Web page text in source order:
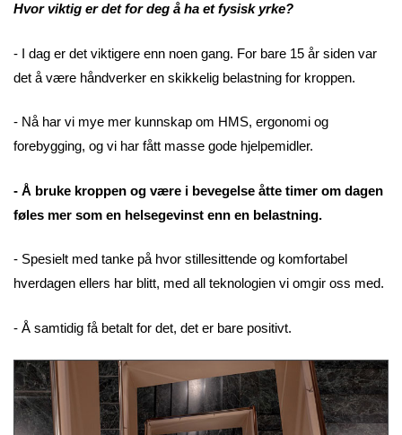
Hvor viktig er det for deg å ha et fysisk yrke?
- I dag er det viktigere enn noen gang. For bare 15 år siden var
det å være håndverker en skikkelig belastning for kroppen.
- Nå har vi mye mer kunnskap om HMS, ergonomi og
forebygging, og vi har fått masse gode hjelpemidler.
- Å bruke kroppen og være i bevegelse åtte timer om dagen
føles mer som en helsegevinst enn en belastning.
- Spesielt med tanke på hvor stillesittende og komfortabel
hverdagen ellers har blitt, med all teknologien vi omgir oss med.
- Å samtidig få betalt for det, det er bare positivt.